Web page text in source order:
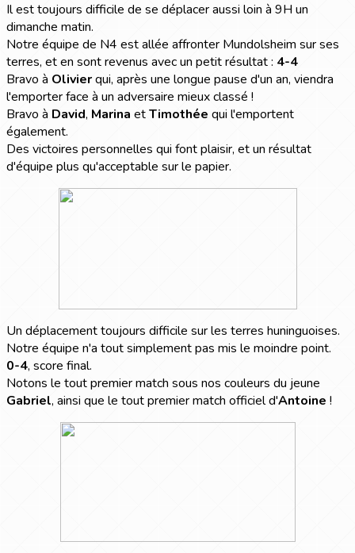
Il est toujours difficile de se déplacer aussi loin à 9H un
dimanche matin.
Notre équipe de N4 est allée affronter Mundolsheim sur ses
terres, et en sont revenus avec un petit résultat : 4-4
Bravo à Olivierqui, après une longue pause d'un an, viendra
l'emporter face à un adversaire mieux classé !
Bravo à David, Marina etTimothée qui l'emportent
également.
Des victoires personnelles qui font plaisir, et un résultat
d'équipe plus qu'acceptable sur le papier.
Un déplacement toujours difficile sur les terres huninguoises.
Notre équipe n'a tout simplement pas mis le moindre point.
0-4, score final.
Notons le tout premier match sous nos couleurs du jeune
Gabriel, ainsi que le tout premier match officiel d'Antoine !